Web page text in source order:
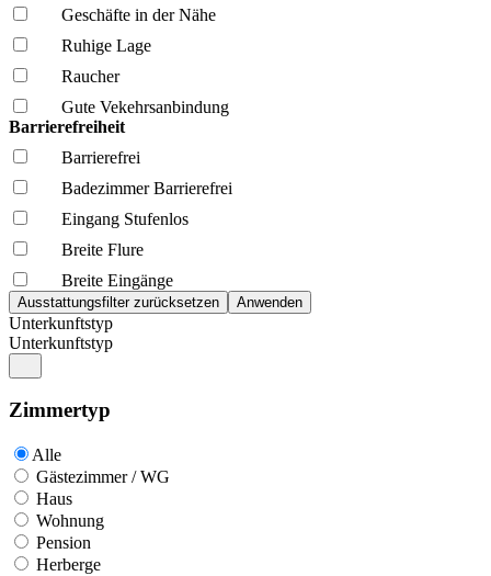
Geschäfte in der Nähe
Ruhige Lage
Raucher
Gute Vekehrsanbindung
Barrierefreiheit
Barrierefrei
Badezimmer Barrierefrei
Eingang Stufenlos
Breite Flure
Breite Eingänge
Unterkunftstyp
Unterkunftstyp
Zimmertyp
Alle
Gästezimmer / WG
Haus
Wohnung
Pension
Herberge